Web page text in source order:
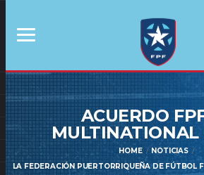
ACUERDO
MULTINATIONAL
HOME
NOTICIAS
LA FEDERACIÓN PUERTORRIQUEÑA DE FÚTBOL